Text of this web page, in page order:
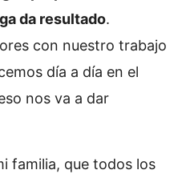
da resultado.
con nuestro trabajo
día a día en el
nos va a dar
familia, que todos los